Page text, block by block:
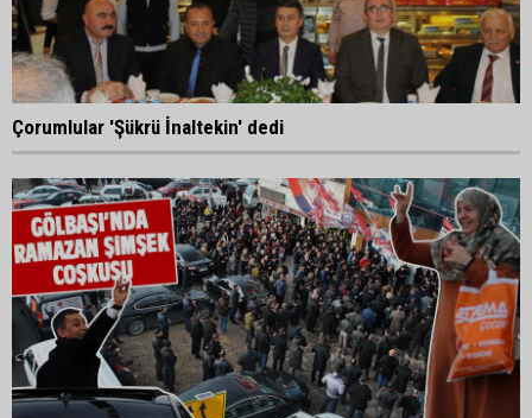
Çorumlular 'Şükrü İnaltekin' dedi